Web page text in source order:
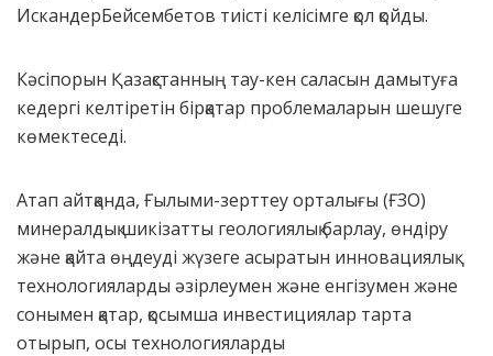
ИскандерБейсембетов тиісті келісімге қол қойды.
Кәсіпорын Қазақстанның тау-кен саласын дамытуға
кедергі келтіретін бірқатар проблемаларын шешуге
көмектеседі.
Атап айтқанда, Ғылыми-зерттеу орталығы (ҒЗО)
минералдық шикізатты геологиялық барлау, өндіру
және қайта өңдеуді жүзеге асыратын инновациялық
технологияларды әзірлеумен және енгізумен және
сонымен қатар, қосымша инвестициялар тарта
отырып, осы технологияларды